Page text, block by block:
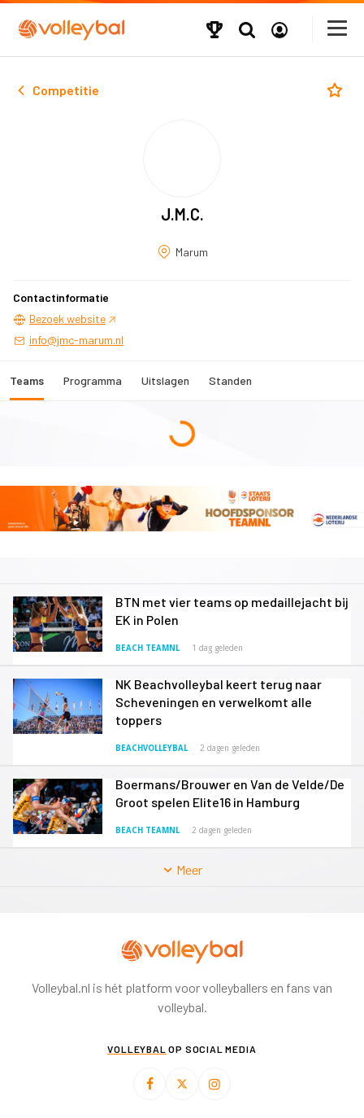
Competitie
J.M.C.
Marum
Contactinformatie
Bezoek website
info@jmc-marum.nl
Teams Programma Uitslagen Standen
BTN met vier teams op medaillejacht bij
EK in Polen
BEACH TEAMNL 1 dag geleden
NK Beachvolleybal keert terug naar
Scheveningen en verwelkomt alle
toppers
BEACHVOLLEYBAL 2 dagen geleden
Boermans/Brouwer en Van de Velde/De
Groot spelen Elite16 in Hamburg
BEACH TEAMNL 2 dagen geleden
Meer
Volleybal.nl is hét platform voor volleyballers en fans van
volleybal.
VOLLEYBAL OP SOCIAL MEDIA